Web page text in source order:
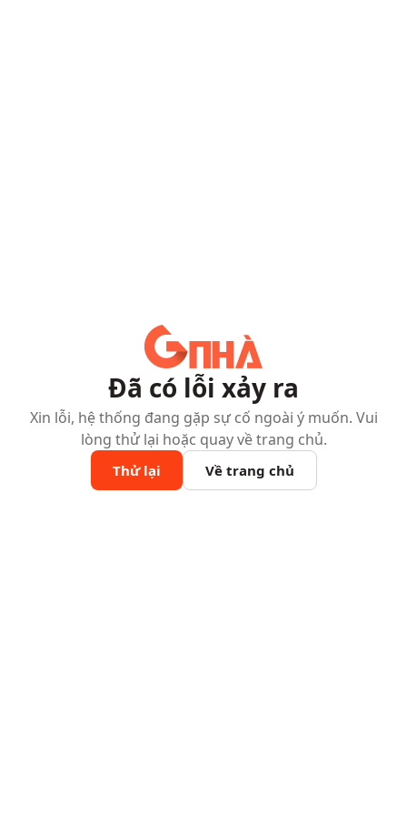
Đã có lỗi xảy ra
Xin lỗi, hệ thống đang gặp sự cố ngoài ý muốn. Vui
lòng thử lại hoặc quay về trang chủ.
Thử lại Về trang chủ